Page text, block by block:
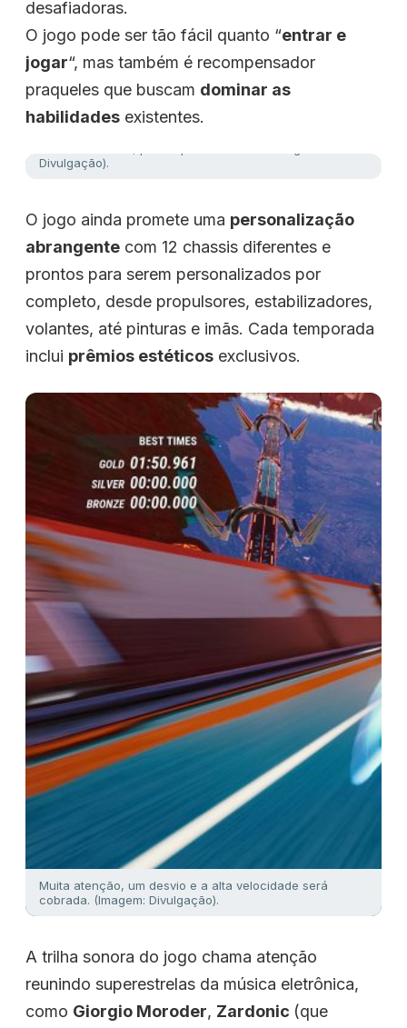
desafiadoras.
O jogo pode ser tão fácil quanto “entrar e
jogar“, mas também é recompensador
praqueles que buscam dominar as
habilidades existentes.
Divulgação).
O jogo ainda promete uma personalização
abrangente com 12 chassis diferentes e
prontos para serem personalizados por
completo, desde propulsores, estabilizadores,
volantes, até pinturas e imãs. Cada temporada
inclui prêmios estéticos exclusivos.
Muita atenção, um desvio e a alta velocidade será
cobrada. (Imagem: Divulgação).
A trilha sonora do jogo chama atenção
reunindo superestrelas da música eletrônica,
como Giorgio Moroder, Zardonic (que